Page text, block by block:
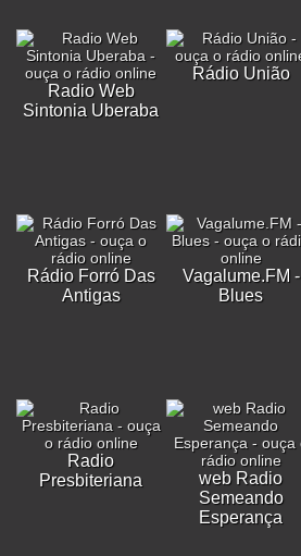
Radio Web
Sintonia Uberaba
Rádio União
Rádio Forró Das
Antigas
Vagalume.FM -
Blues
Radio
Presbiteriana
web Radio
Semeando
Esperança